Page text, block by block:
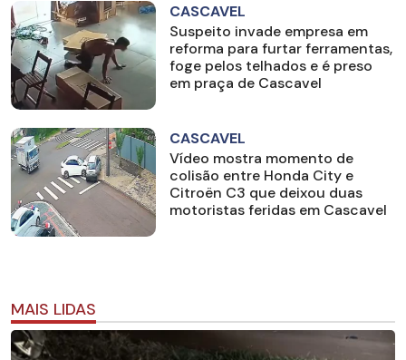
CASCAVEL
Suspeito invade empresa em
reforma para furtar ferramentas,
foge pelos telhados e é preso
em praça de Cascavel
CASCAVEL
Vídeo mostra momento de
colisão entre Honda City e
Citroën C3 que deixou duas
motoristas feridas em Cascavel
MAIS LIDAS